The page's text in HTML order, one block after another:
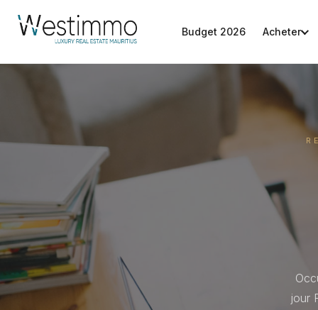
Budget 2026 Acheter
jour